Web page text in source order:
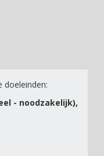
doeleinden:
- noodzakelijk),